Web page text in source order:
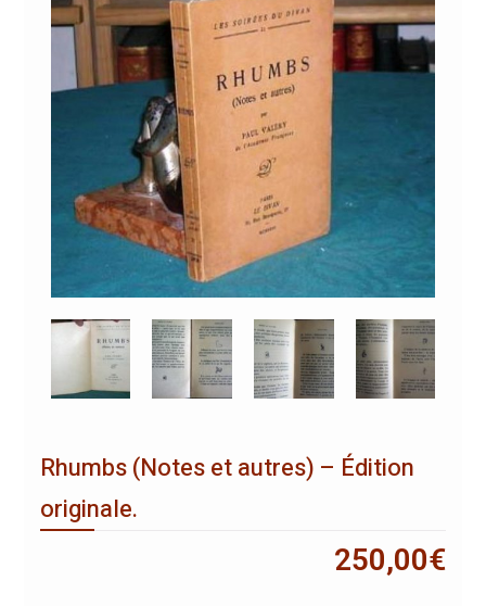
Rhumbs (Notes et autres) – Édition
originale.
250,00€